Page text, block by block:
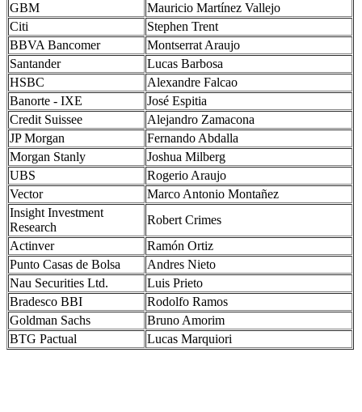
GBM
Mauricio Martínez Vallejo
Citi
Stephen Trent
BBVA Bancomer
Montserrat Araujo
Santander
Lucas Barbosa
HSBC
Alexandre Falcao
Banorte - IXE
José Espitia
Credit Suissee
Alejandro Zamacona
JP Morgan
Fernando Abdalla
Morgan Stanly
Joshua Milberg
UBS
Rogerio Araujo
Vector
Marco Antonio Montañez
Insight Investment
Research
Robert Crimes
Actinver
Ramón Ortiz
Punto Casas de Bolsa
Andres Nieto
Nau Securities Ltd.
Luis Prieto
Bradesco BBI
Rodolfo Ramos
Goldman Sachs
Bruno Amorim
BTG Pactual
Lucas Marquiori